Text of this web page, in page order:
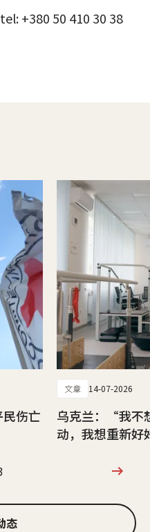
+380 50 410 30 38
伤亡
文章 14-07-2026
乌克兰：“我不
动，我想重新
态